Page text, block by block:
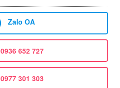
Zalo OA
0936 652 727
0977 301 303